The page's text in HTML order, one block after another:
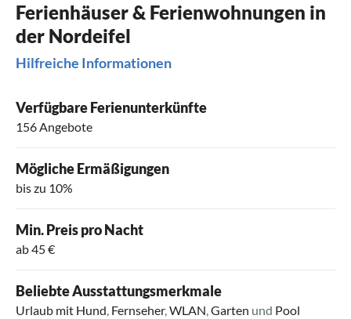
Ferienhäuser & Ferienwohnungen in
der Nordeifel
Hilfreiche Informationen
Verfügbare Ferienunterkünfte
156 Angebote
Mögliche Ermäßigungen
bis zu 10%
Min. Preis pro Nacht
ab 45 €
Beliebte Ausstattungsmerkmale
Urlaub mit Hund, Fernseher,WLAN,Garten und Pool